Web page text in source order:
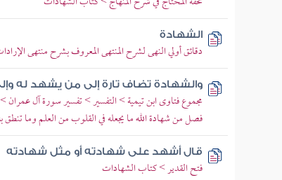
الشهادة
دقائق أولي النهى لشرح المنتهى المعروف بشرح منتهى
والشهادة تضاف تارة إلى من يشهد له
مجموع فتاوى ابن تيمية > التفسير > تفسير سورة آل عمران
فصل من شهادة الله ما يجعله في القلوب من العلم وما تنطق
قال أشهد على شهادته أو مثل شهادته
فتح القدير > كتاب الشهادات